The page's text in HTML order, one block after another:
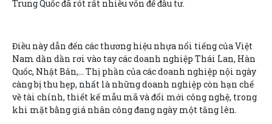
Trung Quốc đã rót rất nhiều vốn để đầu tư.
Điều này dẫn đến các thương hiệu nhựa nổi tiếng của Việt
Nam dần dần rơi vào tay các doanh nghiệp Thái Lan, Hàn
Quốc, Nhật Bản,… Thị phần của các doanh nghiệp nội ngày
càng bị thu hẹp, nhất là những doanh nghiệp còn hạn chế
về tài chính, thiết kế mẫu mã và đổi mới công nghệ, trong
khi mặt bằng giá nhân công đang ngày một tăng lên.